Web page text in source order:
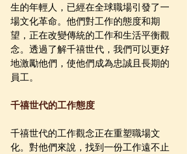
生的年輕人，已經在全球職場引發了一
場文化革命。他們對工作的態度和期
望，正在改變傳統的工作和生活平衡觀
念。透過了解千禧世代，我們可以更好
地激勵他們，使他們成為忠誠且長期的
員工。
千禧世代的工作態度
千禧世代的工作觀念正在重塑職場文
化。對他們來說，找到一份工作遠不止